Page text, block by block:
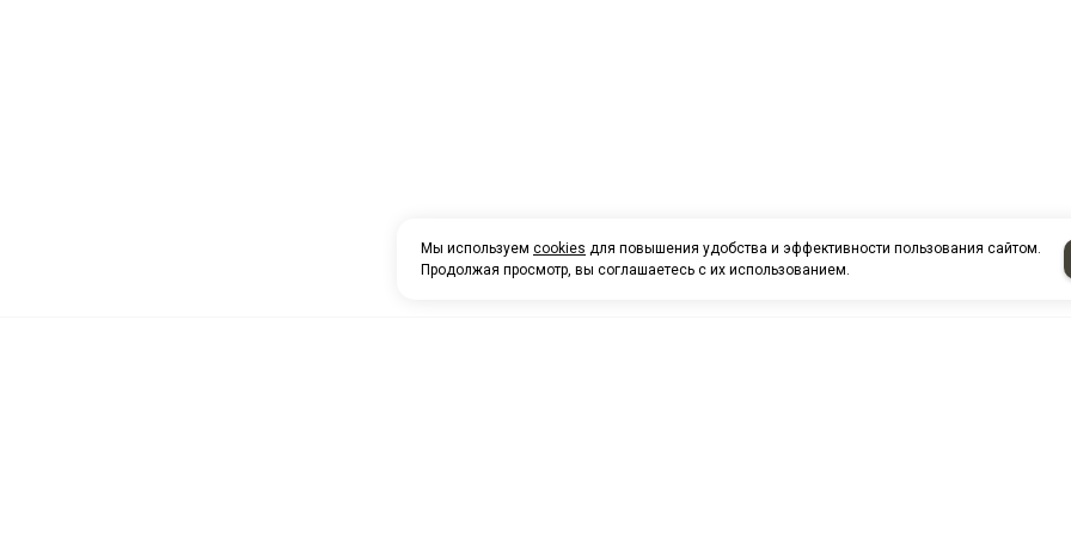
Мы используем cookies для повышения удобства и эффективности пользования сайтом.
Продолжая просмотр, вы соглашаетесь с их использованием.